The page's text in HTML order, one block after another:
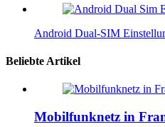
Android Dual‑SIM
Beliebte Artikel
Mobilfunknetz in